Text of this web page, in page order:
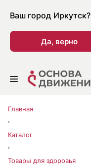
Ваш город Иркутск?
Да, верно
Главная
Каталог
Товары для здоровья